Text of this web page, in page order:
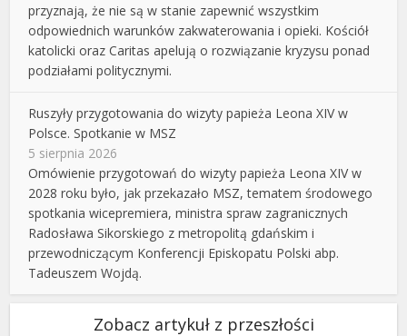
przyznają, że nie są w stanie zapewnić wszystkim
odpowiednich warunków zakwaterowania i opieki. Kościół
katolicki oraz Caritas apelują o rozwiązanie kryzysu ponad
podziałami politycznymi.
Ruszyły przygotowania do wizyty papieża Leona XIV w
Polsce. Spotkanie w MSZ
5 sierpnia 2026
Omówienie przygotowań do wizyty papieża Leona XIV w
2028 roku było, jak przekazało MSZ, tematem środowego
spotkania wicepremiera, ministra spraw zagranicznych
Radosława Sikorskiego z metropolitą gdańskim i
przewodniczącym Konferencji Episkopatu Polski abp.
Tadeuszem Wojdą.
Zobacz artykuł z przeszłości